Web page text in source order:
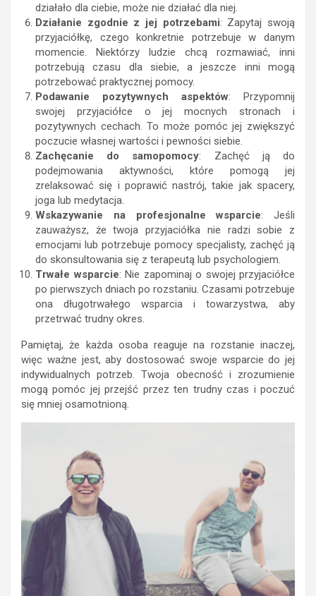
działało dla ciebie, może nie działać dla niej.
Działanie zgodnie z jej potrzebami: Zapytaj swoją
przyjaciółkę, czego konkretnie potrzebuje w danym
momencie. Niektórzy ludzie chcą rozmawiać, inni
potrzebują czasu dla siebie, a jeszcze inni mogą
potrzebować praktycznej pomocy.
Podawanie pozytywnych aspektów: Przypomnij
swojej przyjaciółce o jej mocnych stronach i
pozytywnych cechach. To może pomóc jej zwiększyć
poczucie własnej wartości i pewności siebie.
Zachęcanie do samopomocy: Zachęć ją do
podejmowania aktywności, które pomogą jej
zrelaksować się i poprawić nastrój, takie jak spacery,
joga lub medytacja.
Wskazywanie na profesjonalne wsparcie: Jeśli
zauważysz, że twoja przyjaciółka nie radzi sobie z
emocjami lub potrzebuje pomocy specjalisty, zachęć ją
do skonsultowania się z terapeutą lub psychologiem.
Trwałe wsparcie: Nie zapominaj o swojej przyjaciółce
po pierwszych dniach po rozstaniu. Czasami potrzebuje
ona długotrwałego wsparcia i towarzystwa, aby
przetrwać trudny okres.
Pamiętaj, że każda osoba reaguje na rozstanie inaczej,
więc ważne jest, aby dostosować swoje wsparcie do jej
indywidualnych potrzeb. Twoja obecność i zrozumienie
mogą pomóc jej przejść przez ten trudny czas i poczuć
się mniej osamotnioną.